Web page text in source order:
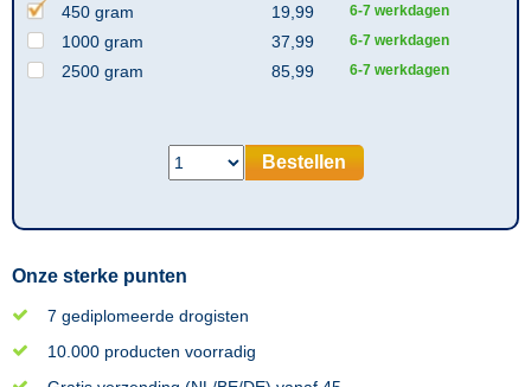
450 gram 19,99 6-7 werkdagen
1000 gram 37,99 6-7 werkdagen
2500 gram 85,99 6-7 werkdagen
Bestellen
Onze sterke punten
7 gediplomeerde drogisten
10.000 producten voorradig